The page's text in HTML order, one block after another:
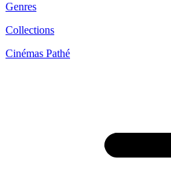
Genres
Collections
Cinémas Pathé